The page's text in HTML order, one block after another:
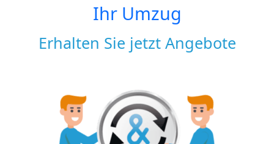
Ihr Umzug
Erhalten Sie jetzt Angebote